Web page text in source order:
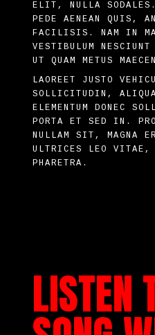
ELIT, NULLA
PEDE AENEAN QUIS,
FACILISIS. NAM IN
VESTIBULUM NESCIUNT
UT QUAM METUS
LAOREET JUSTO
SOLLICITUDIN,
ELEMENTUM DONEC
PORTA ET SED IN.
NULLAM SIT, MAGNA
ULTRICES LEO VITAE,
PHARETRA.
LISTEN